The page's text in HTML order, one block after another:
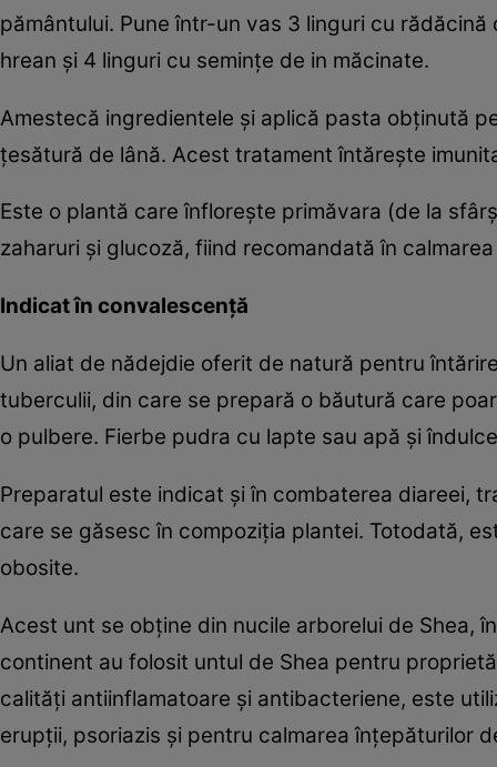
pământului. Pune într-un vas 3 linguri cu
hrean şi 4 linguri cu seminţe de in măcinate.
Amestecă ingredientele şi aplică pasta obţinută
ţesătură de lână. Acest tratament întăreşte
Este o plantă care înfloreşte primăvara (de la
zaharuri şi glucoză, fiind recomandată în
Indicat în convalescenţă
Un aliat de nădejdie oferit de natură pentru
tuberculii, din care se prepară o băutură care
o pulbere. Fierbe pudra cu lapte sau apă şi
Preparatul este indicat şi în combaterea diareei,
care se găsesc în compoziţia plantei. Totodată,
obosite.
Acest unt se obţine din nucile arborelui de Shea,
continent au folosit untul de Shea pentru
calităţi antiinflamatoare şi antibacteriene, este
erupţii, psoriazis şi pentru calmarea înţepăturilor